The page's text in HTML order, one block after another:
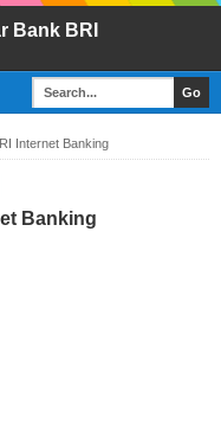
Bank BRI
Internet Banking
Banking